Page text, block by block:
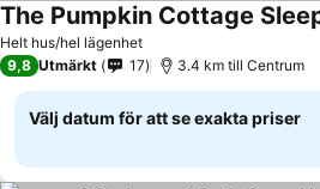
Helt hus/hel lägenhet
Se priser
9,8 Utmärkt 17 3.4 km till Centrum
Välj datum för att se exakta priser